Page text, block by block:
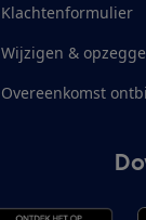
Klachtenformulier
Wijzigen &
Overeenkomst